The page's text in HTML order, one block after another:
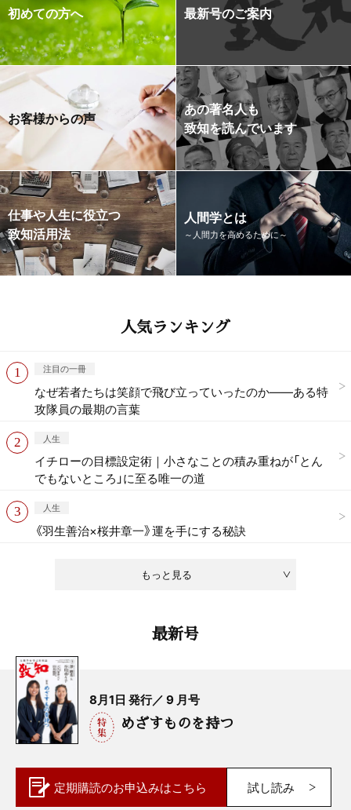
初めての方へ 最新号のご案内
お客様からの声
あの著名人も
致知を読んでいます
仕事や人生に役立つ
致知活用法
人間学とは
～人間力を高めるために～
人気ランキング
もっと見る
注目の一冊
なぜ若者たちは笑顔で飛び立っていったのか——ある特
攻隊員の最期の言葉
人生
イチローの目標設定術｜小さなことの積み重ねが「とん
でもないところ」に至る唯一の道
人生
《羽生善治×桜井章一》運を手にする秘訣
最新号
8月1日 発行／ 9 月号
めざすものを持つ
定期購読のお申込みはこちら 試し読み